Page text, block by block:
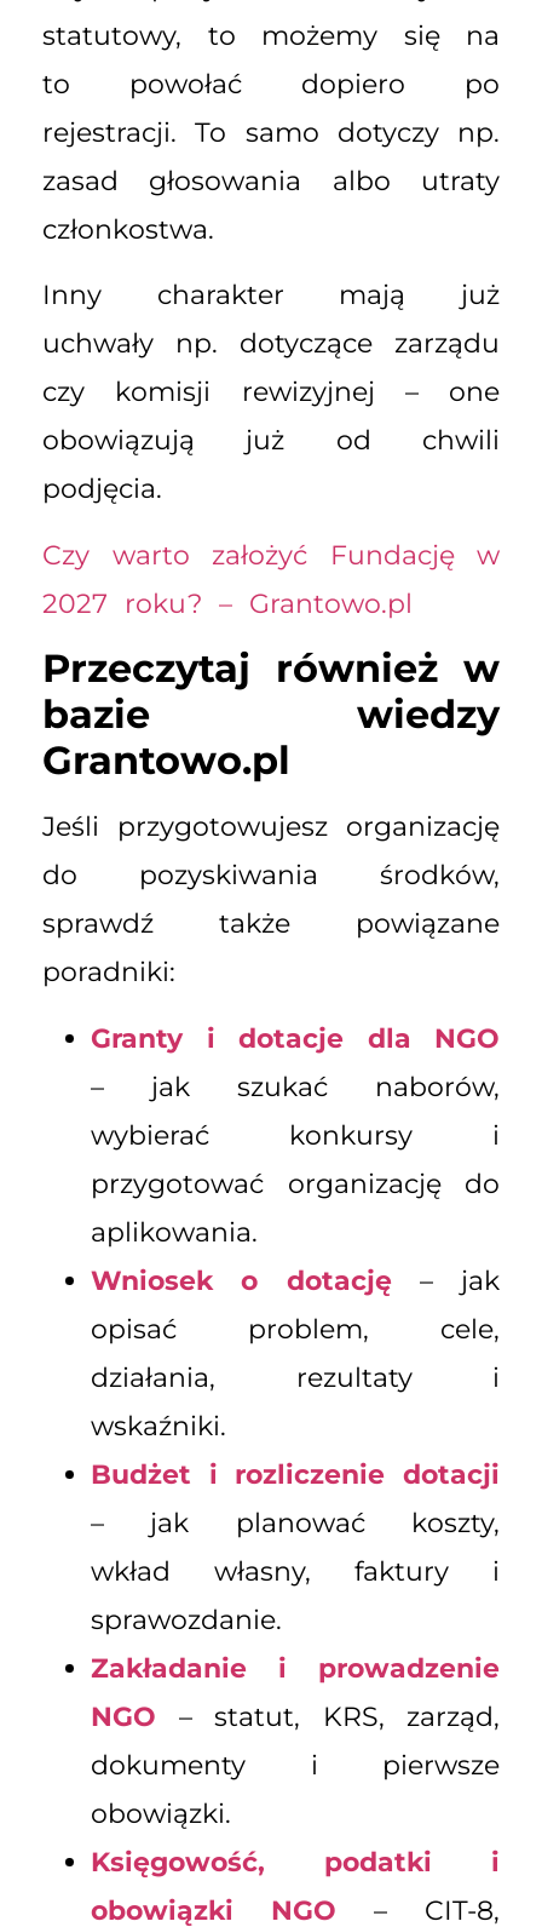
statutowy, to możemy się na
to powołać dopiero po
rejestracji. To samo dotyczy np.
zasad głosowania albo utraty
członkostwa.
Inny charakter mają już
uchwały np. dotyczące zarządu
czy komisji rewizyjnej – one
obowiązują już od chwili
podjęcia.
Czy warto założyć Fundację w
2027 roku? – Grantowo.pl
Przeczytaj również w
bazie wiedzy
Grantowo.pl
Jeśli przygotowujesz organizację
do pozyskiwania środków,
sprawdź także powiązane
poradniki:
Granty i dotacje dla NGO
– jak szukać naborów,
wybierać konkursy i
przygotować organizację do
aplikowania.
Wniosek o dotację– jak
opisać problem, cele,
działania, rezultaty i
wskaźniki.
Budżet i rozliczenie dotacji
– jak planować koszty,
wkład własny, faktury i
sprawozdanie.
Zakładanie i prowadzenie
NGO – statut, KRS, zarząd,
dokumenty i pierwsze
obowiązki.
Księgowość, podatki i
obowiązki NGO – CIT-8,